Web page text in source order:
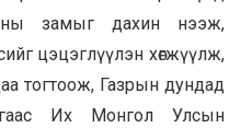
замыг дахин нээж,
цэцэглүүлэн хөгжүүлж,
тогтоож, Газрын дундад
Их Монгол Улсын